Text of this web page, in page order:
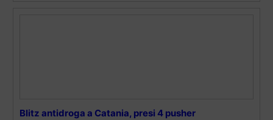
Blitz antidroga a Catania, presi 4 pusher